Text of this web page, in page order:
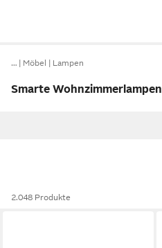
… Möbel Lampen
Smarte Wohnzimmerlampen
2.048 Produkte